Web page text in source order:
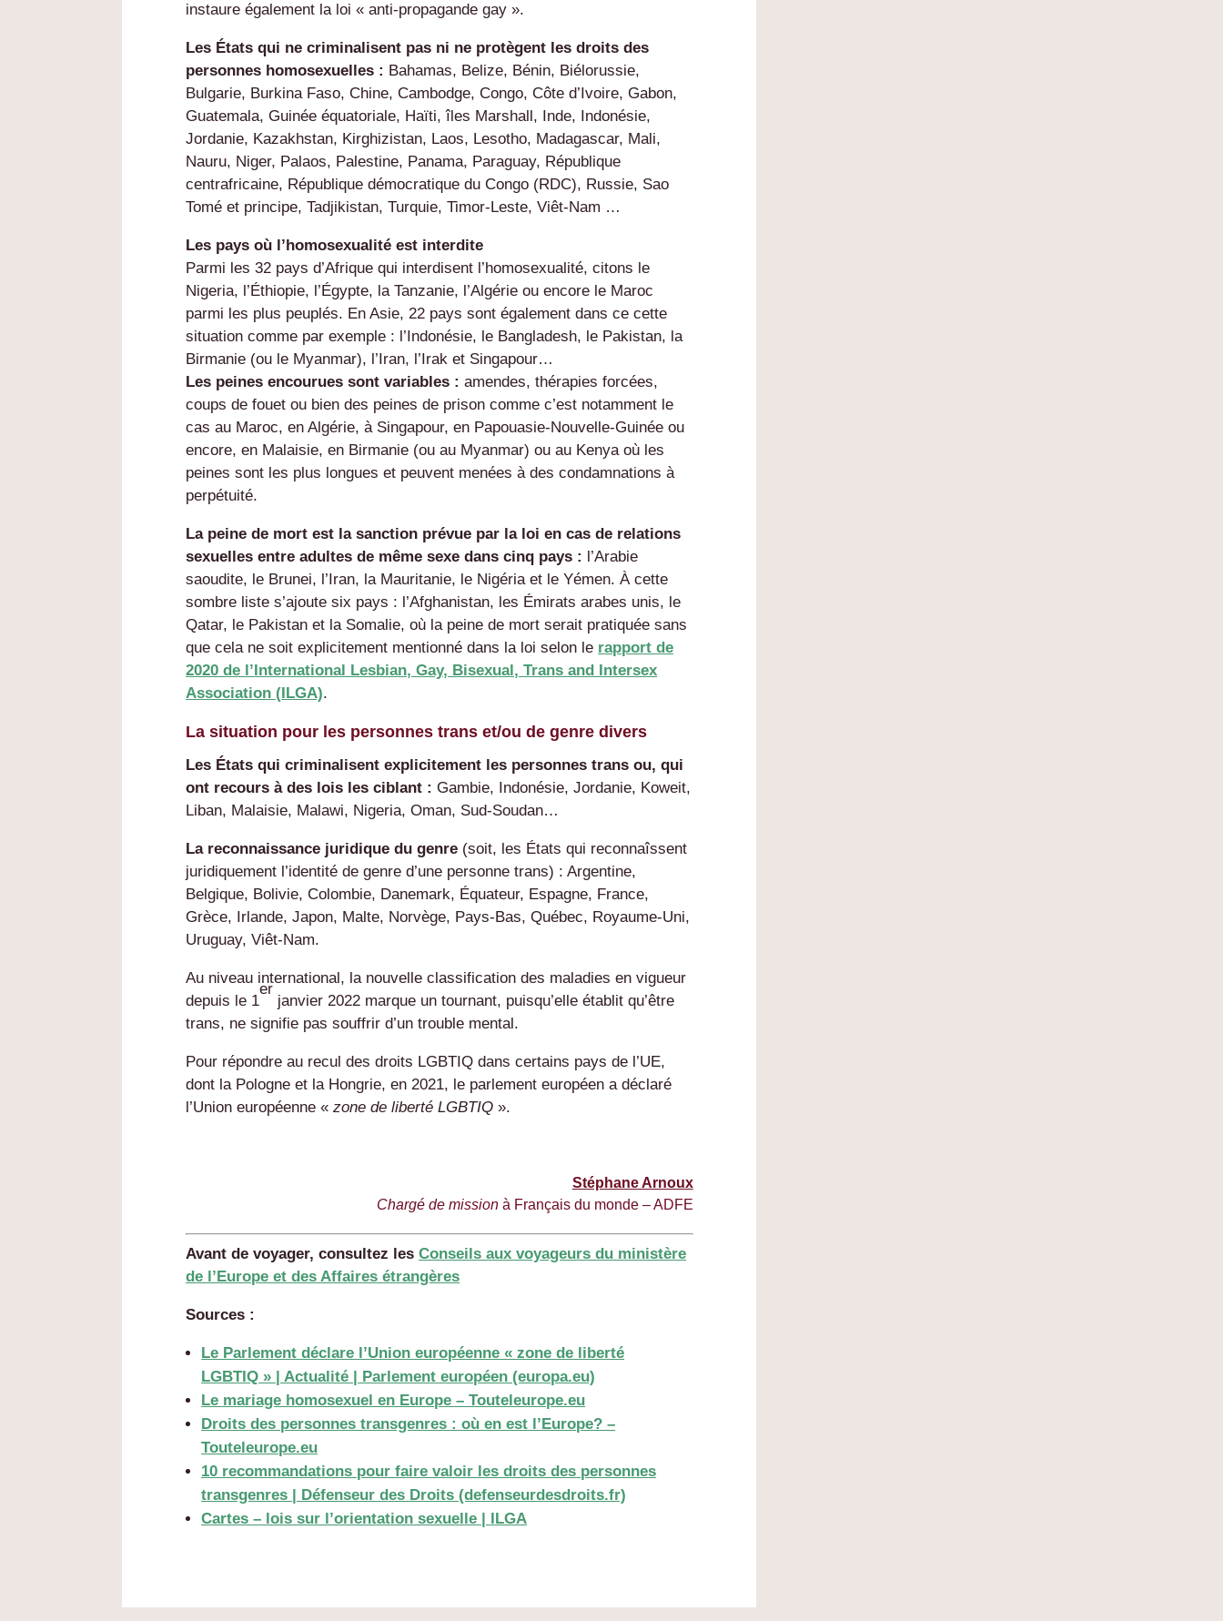
instaure également la loi « anti-propagande gay ».
Les États qui ne criminalisent pas ni ne protègent les droits des
personnes homosexuelles : Bahamas, Belize, Bénin, Biélorussie,
Bulgarie, Burkina Faso, Chine, Cambodge, Congo, Côte d’Ivoire, Gabon,
Guatemala, Guinée équatoriale, Haïti, îles Marshall, Inde, Indonésie,
Jordanie, Kazakhstan, Kirghizistan, Laos, Lesotho, Madagascar, Mali,
Nauru, Niger, Palaos, Palestine, Panama, Paraguay, République
centrafricaine, République démocratique du Congo (RDC), Russie, Sao
Tomé et principe, Tadjikistan, Turquie, Timor-Leste, Viêt-Nam …
Les pays où l’homosexualité est interdite
Parmi les 32 pays d’Afrique qui interdisent l’homosexualité, citons le
Nigeria, l’Éthiopie, l’Égypte, la Tanzanie, l’Algérie ou encore le Maroc
parmi les plus peuplés. En Asie, 22 pays sont également dans ce cette
situation comme par exemple : l’Indonésie, le Bangladesh, le Pakistan, la
Birmanie (ou le Myanmar), l’Iran, l’Irak et Singapour…
Les peines encourues sont variables :amendes, thérapies forcées,
coups de fouet ou bien des peines de prison comme c’est notamment le
cas au Maroc, en Algérie, à Singapour, en Papouasie-Nouvelle-Guinée ou
encore, en Malaisie, en Birmanie (ou au Myanmar) ou au Kenya où les
peines sont les plus longues et peuvent menées à des condamnations à
perpétuité.
La peine de mort est la sanction prévue par la loi en cas de relations
sexuelles entre adultes de même sexe dans cinq pays :
l’Arabie
saoudite, le Brunei, l’Iran, la Mauritanie, le Nigéria et le Yémen. À cette
sombre liste s’ajoute six pays : l’Afghanistan, les Émirats arabes unis, le
Qatar, le Pakistan et la Somalie, où la peine de mort serait pratiquée sans
que cela ne soit explicitement mentionné dans la loi selon le rapport de
2020 de l’ International Lesbian, Gay, Bisexual, Trans and Intersex
Association ( ILGA).
La situation pour les personnes trans et/ou de genre divers
Les États qui criminalisent explicitement les personnes trans ou, qui
ont recours à des lois les ciblant :Gambie, Indonésie, Jordanie, Koweit,
Liban, Malaisie, Malawi, Nigeria, Oman, Sud-Soudan…
La reconnaissance juridique du genre (soit, les États qui reconnaîssent
juridiquement l’identité de genre d’une personne trans) : Argentine,
Belgique, Bolivie, Colombie, Danemark, Équateur, Espagne, France,
Grèce, Irlande,Japon, Malte, Norvège, Pays-Bas, Québec, Royaume-Uni,
Uruguay, Viêt-Nam.
Au niveau international, la nouvelle classification des maladies en vigueur
depuis le 1
er
janvier 2022 marque un tournant, puisqu’elle établit qu’être
trans, ne signifie pas souffrir d’un trouble mental.
Pour répondre au recul des droits LGBTIQ dans certains pays de l’UE,
dont la Pologne et la Hongrie, en 2021, le parlement européen a déclaré
l’Union européenne «zone de liberté LGBTIQ ».
Stéphane Arnoux
Chargé de mission à Français du monde – ADFE
Avant de voyager, consultez lesConseils aux voyageurs du ministère
de l’Europe et des Affaires étrangères
Sources :
Le Parlement déclare l’Union européenne « zone de liberté
LGBTIQ » | Actualité | Parlement européen (europa.eu)
Le mariage homosexuel en Europe – Touteleurope.eu
Droits des personnes transgenres : où en est l’Europe? –
Touteleurope.eu
10 recommandations pour faire valoir les droits des personnes
transgenres | Défenseur des Droits (defenseurdesdroits.fr)
Cartes – lois sur l’orientation sexuelle | ILGA